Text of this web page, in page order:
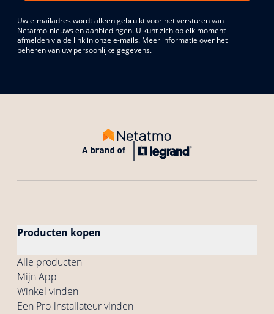
Uw e-mailadres wordt alleen gebruikt voor het versturen van
Netatmo-nieuws en aanbiedingen. U kunt zich op elk moment
afmelden via de link in onze e-mails. Meer informatie over het
beheren van uw persoonlijke gegevens.
Producten kopen
Alle producten
Mijn App
Winkel vinden
Een Pro-installateur vinden